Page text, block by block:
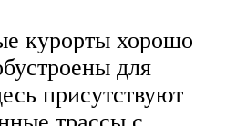
курорты хорошо
для
присутствуют